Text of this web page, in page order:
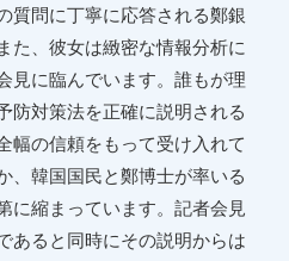
質問に丁寧に応答される鄭銀
た、彼女は緻密な情報分析に
見に臨んでいます。誰もが理
防対策法を正確に説明される
幅の信頼をもって受け入れて
、韓国国民と鄭博士が率いる
に縮まっています。記者会見
あると同時にその説明からは